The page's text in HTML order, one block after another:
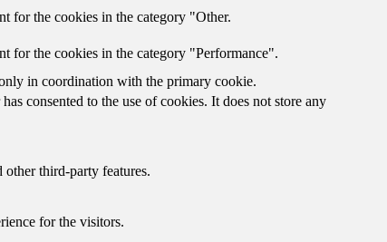
for the cookies in the category "Other.
for the cookies in the category "Performance".
in coordination with the primary cookie.
consented to the use of cookies. It does not store any
third-party features.
for the visitors.